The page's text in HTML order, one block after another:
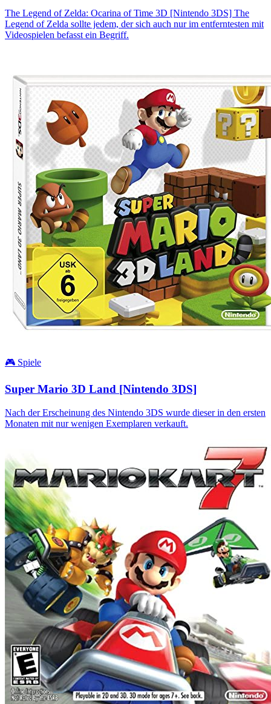
The Legend of Zelda: Ocarina of Time 3D [Nintendo 3DS] The
Legend of Zelda sollte jedem, der sich auch nur im entferntesten mit
Videospielen befasst ein Begriff.
🎮 Spiele
Super Mario 3D Land [Nintendo 3DS]
Nach der Erscheinung des Nintendo 3DS wurde dieser in den ersten
Monaten mit nur wenigen Exemplaren verkauft.